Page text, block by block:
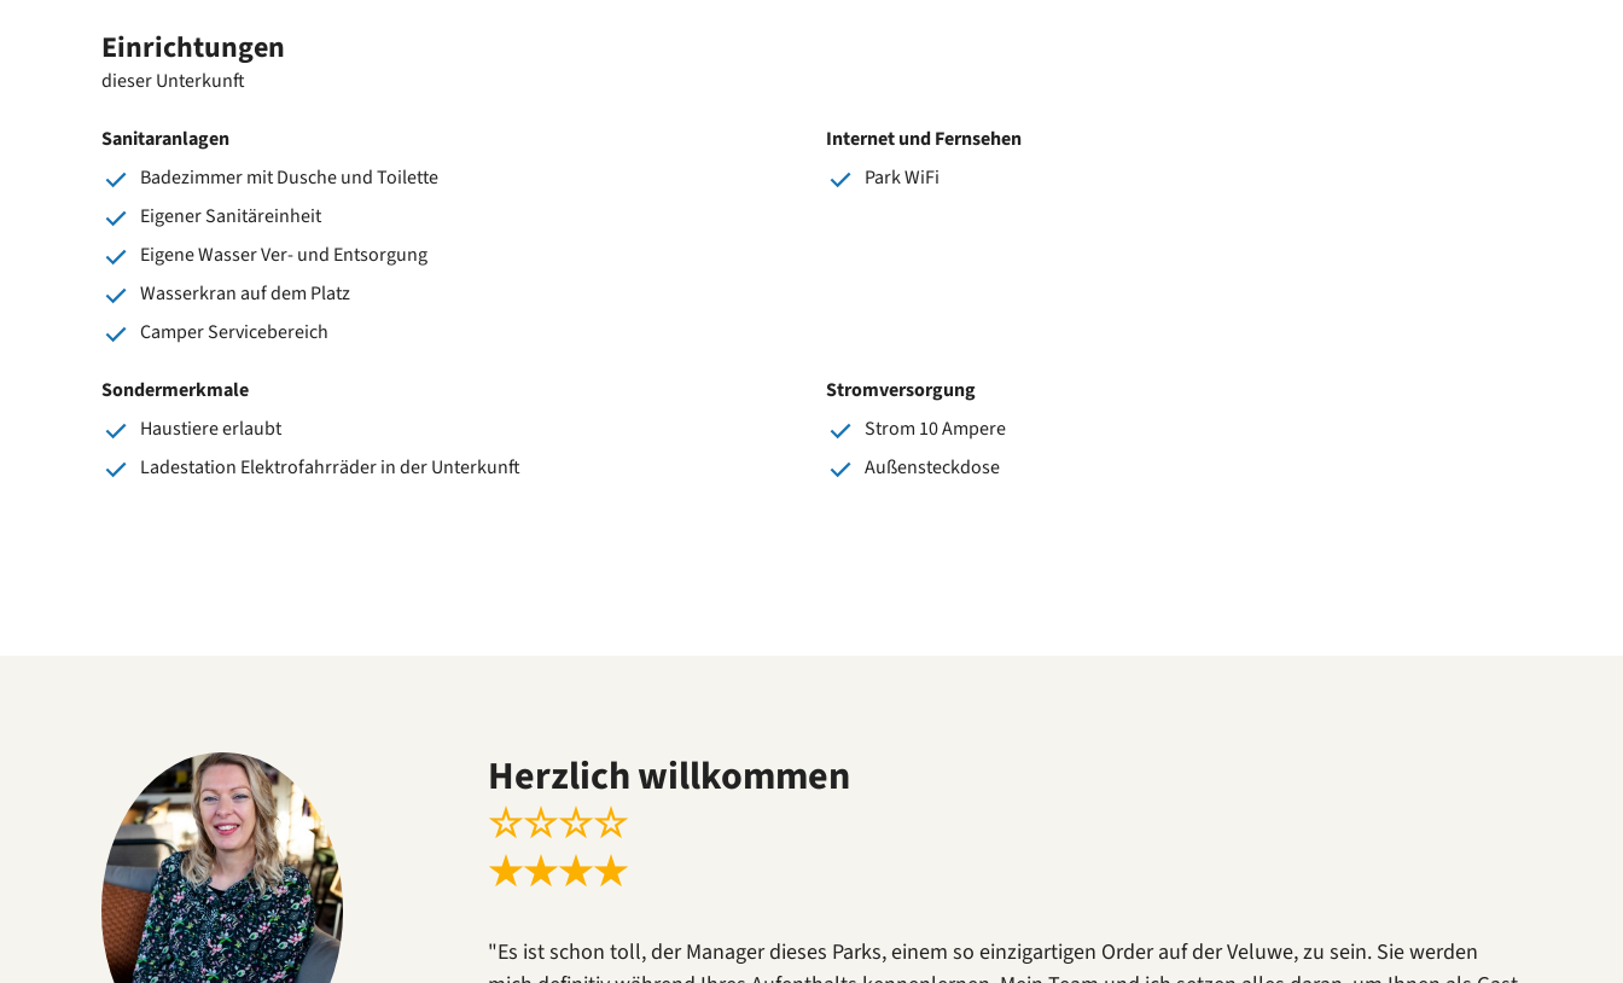
Einrichtungen
dieser Unterkunft
Sanitaranlagen
Badezimmer mit Dusche und Toilette
Eigener Sanitäreinheit
Eigene Wasser Ver- und Entsorgung
Wasserkran auf dem Platz
Camper Servicebereich
Internet und Fernsehen
Park WiFi
Sondermerkmale
Haustiere erlaubt
Ladestation Elektrofahrräder in der Unterkunft
Stromversorgung
Strom 10 Ampere
Außensteckdose
Herzlich willkommen
☆☆☆☆
★★★★
"Es ist schon toll, der Manager dieses Parks, einem so einzigartigen Order auf der Veluwe, zu sein. Sie werden